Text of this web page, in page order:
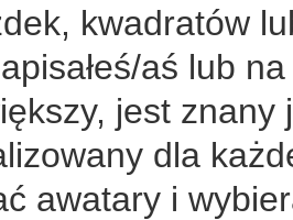
kwadratów
aś lub
jest
dla
awatary i